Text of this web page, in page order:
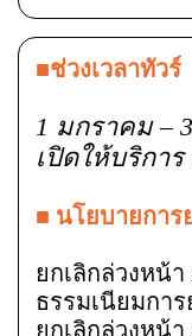
■ช่วงเวลาทัวร์
1 มกราคม –
เปิดให้บริกา
■ นโยบายการ
ยกเลิกล่วงหน้
ธรรมเนียมการ
ยกเลิกล่วงหน้